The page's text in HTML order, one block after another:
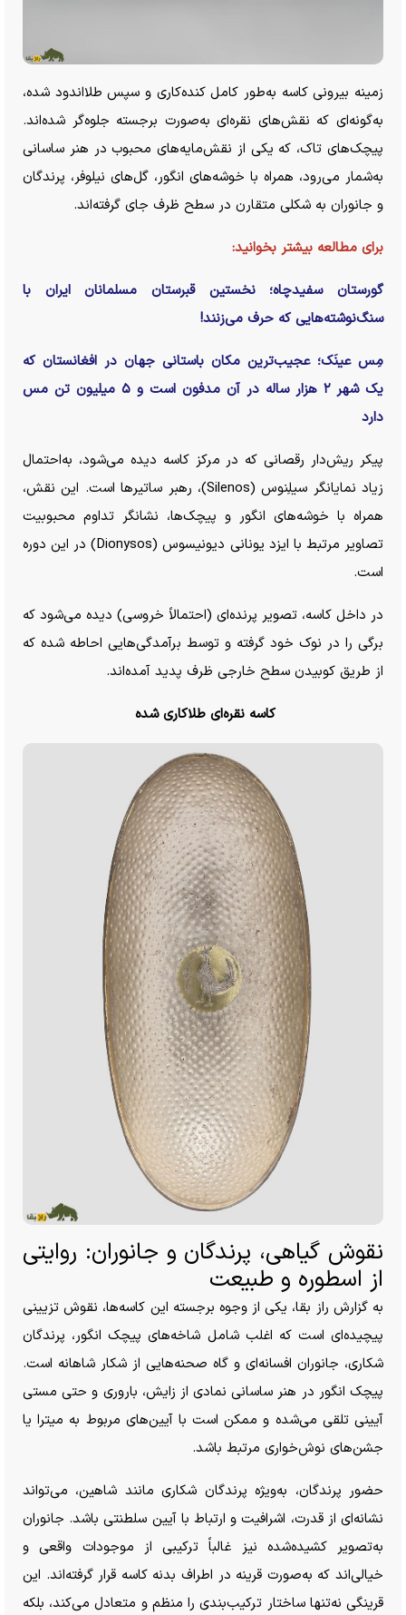
زمینه بیرونی کاسه به‌طور کامل کنده‌کاری و سپس طلااندود شده،
به‌گونه‌ای که نقش‌های نقره‌ای به‌صورت برجسته جلوه‌گر شده‌اند.
پیچک‌های تاک، که یکی از نقش‌مایه‌های محبوب در هنر ساسانی
به‌شمار می‌رود، همراه با خوشه‌های انگور، گل‌های نیلوفر، پرندگان
و جانوران به شکلی متقارن در سطح ظرف جای گرفته‌اند.
برای مطالعه بیشتر بخوانید:
گورستان سفیدچاه؛ نخستین قبرستان مسلمانان ایران با
سنگ‌نوشته‌هایی که حرف می‌زنند!
مِس عینَک؛ عجیب‌ترین مکان باستانی جهان در افغانستان که
یک شهر ۲ هزار ساله در آن مدفون است و ۵ میلیون تن مس
دارد
پیکر ریش‌دار رقصانی که در مرکز کاسه دیده می‌شود، به‌احتمال
زیاد نمایانگر سیلِنوس (Silenos)، رهبر ساتیر‌ها است. این نقش،
همراه با خوشه‌های انگور و پیچک‌ها، نشانگر تداوم محبوبیت
تصاویر مرتبط با ایزد یونانی دیونیسوس (Dionysos) در این دوره
است.
در داخل کاسه، تصویر پرنده‌ای (احتمالاً خروسی) دیده می‌شود که
برگی را در نوک خود گرفته و توسط برآمدگی‌هایی احاطه شده که
از طریق کوبیدن سطح خارجی ظرف پدید آمده‌اند.
کاسه نقره‌ای طلاکاری شده
نقوش گیاهی، پرندگان و جانوران: روایتی
از اسطوره و طبیعت
به گزارش راز بقا، یکی از وجوه برجسته این کاسه‌ها، نقوش تزیینی
پیچیده‌ای است که اغلب شامل شاخه‌های پیچک انگور، پرندگان
شکاری، جانوران افسانه‌ای و گاه صحنه‌هایی از شکار شاهانه است.
پیچک انگور در هنر ساسانی نمادی از زایش، باروری و حتی مستی
آیینی تلقی می‌شده و ممکن است با آیین‌های مربوط به میترا یا
جشن‌های نوش‌خواری مرتبط باشد.
حضور پرندگان، به‌ویژه پرندگان شکاری مانند شاهین، می‌تواند
نشانه‌ای از قدرت، اشرافیت و ارتباط با آیین سلطنتی باشد. جانوران
به‌تصویر کشیده‌شده نیز غالباً ترکیبی از موجودات واقعی و
خیالی‌اند که به‌صورت قرینه در اطراف بدنه کاسه قرار گرفته‌اند. این
قرینگی نه‌تنها ساختار ترکیب‌بندی را منظم و متعادل می‌کند، بلکه